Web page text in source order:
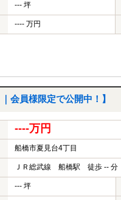
--- 坪
---- 万円
会員様限定で公開中！】
----万円
船橋市夏見台4丁目
ＪＲ総武線 船橋駅 徒歩 -- 分
--- 坪